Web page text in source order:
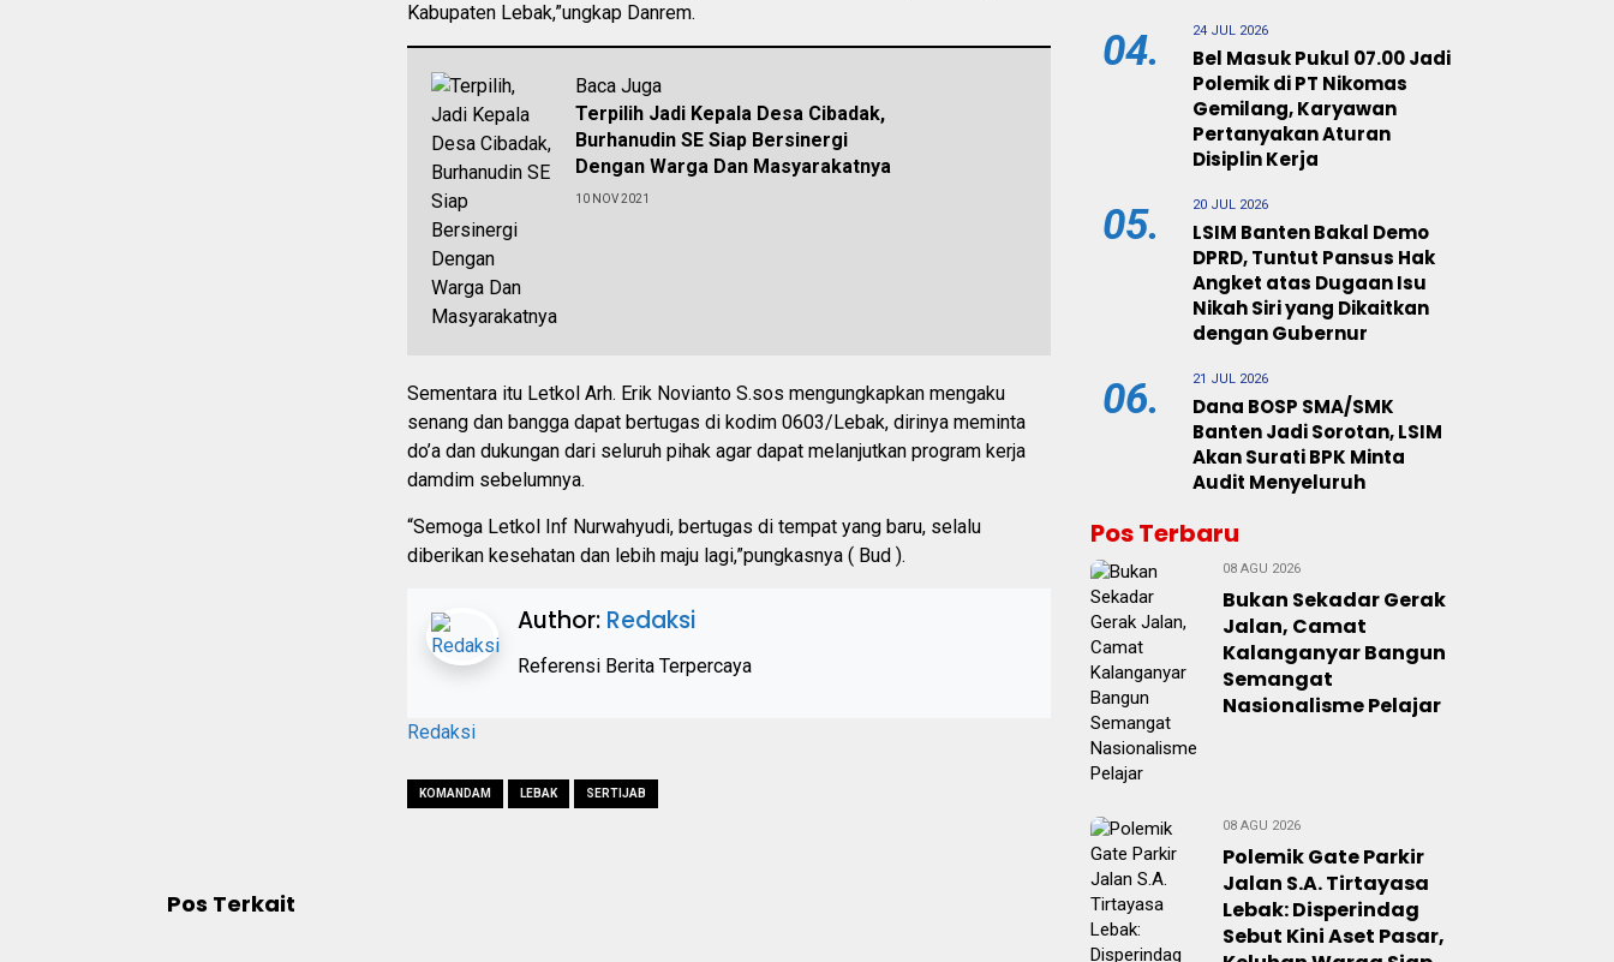
Kabupaten Lebak,”ungkap Danrem.
Baca Juga
Terpilih Jadi Kepala Desa Cibadak,
Burhanudin SE Siap Bersinergi
Dengan Warga Dan Masyarakatnya
10 NOV 2021
Sementara itu Letkol Arh. Erik Novianto S.sos mengungkapkan mengaku
senang dan bangga dapat bertugas di kodim 0603/Lebak, dirinya meminta
do’a dan dukungan dari seluruh pihak agar dapat melanjutkan program kerja
damdim sebelumnya.
“Semoga Letkol Inf Nurwahyudi, bertugas di tempat yang baru, selalu
diberikan kesehatan dan lebih maju lagi,”pungkasnya ( Bud ).
Author: Redaksi
Referensi Berita Terpercaya
Redaksi
KOMANDAM LEBAK SERTIJAB
Pos Terkait
04. 24 JUL 2026
Bel Masuk Pukul 07.00 Jadi
Polemik di PT Nikomas
Gemilang, Karyawan
Pertanyakan Aturan
Disiplin Kerja
05. 20 JUL 2026
LSIM Banten Bakal Demo
DPRD, Tuntut Pansus Hak
Angket atas Dugaan Isu
Nikah Siri yang Dikaitkan
dengan Gubernur
06. 21 JUL 2026
Dana BOSP SMA/SMK
Banten Jadi Sorotan, LSIM
Akan Surati BPK Minta
Audit Menyeluruh
Pos Terbaru
08 AGU 2026
Bukan Sekadar Gerak
Jalan, Camat
Kalanganyar Bangun
Semangat
Nasionalisme Pelajar
08 AGU 2026
Polemik Gate Parkir
Jalan S.A. Tirtayasa
Lebak: Disperindag
Sebut Kini Aset Pasar,